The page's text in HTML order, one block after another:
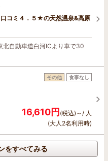
口コミ４．５★の天然温泉&高原
自動車道白河ICより車で30
その他 食事なし
16,610円(税込)～/ 人
(大人2名利用時)
をすべてみる